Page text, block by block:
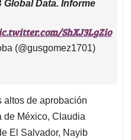
Data. Informe
ShXJ3LgZio
(@gusgomez1701)
altos de aprobación
de México, Claudia
El Salvador, Nayib